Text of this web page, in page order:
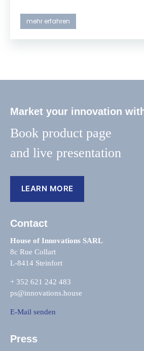
mehr erfahren
Market your innovation
Book product page
and live presentation
LEARN MORE
Contact
House of Innovations SARL
8c Rue Collart
L-8414 Steinfort
+ 352 621 242 483
ps@innovations.house
E-Mail senden
Press